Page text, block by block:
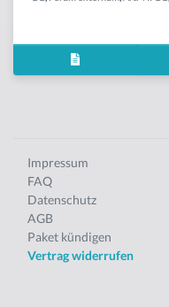
Impressum
FAQ
Datenschutz
AGB
Paket kündigen
Vertrag widerrufen